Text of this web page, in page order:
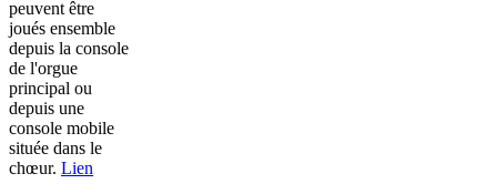
peuvent être
joués ensemble
depuis la console
de l'orgue
principal ou
depuis une
console mobile
située dans le
chœur. Lien